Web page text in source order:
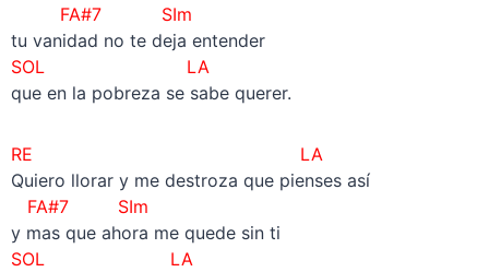
FA#7 SIm
tu vanidad no te deja entender
SOL
LA
que en la pobreza se sabe querer.
RE LA
Quiero llorar y me destroza que pienses así
FA#7 SIm
y mas que ahora me quede sin ti
SOL LA